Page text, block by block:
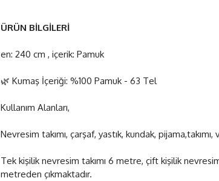
ÜRÜN BİLGİLERİ
en: 240 cm , içerik: Pamuk
🌿 Kumaş İçeriği: %100 Pamuk - 63 Tel
Kullanım Alanları,
Nevresim takımı, çarşaf, yastık, kundak,
Tek kişilik nevresim takımı 6 metre, çift kişilik
metreden çıkmaktadır.